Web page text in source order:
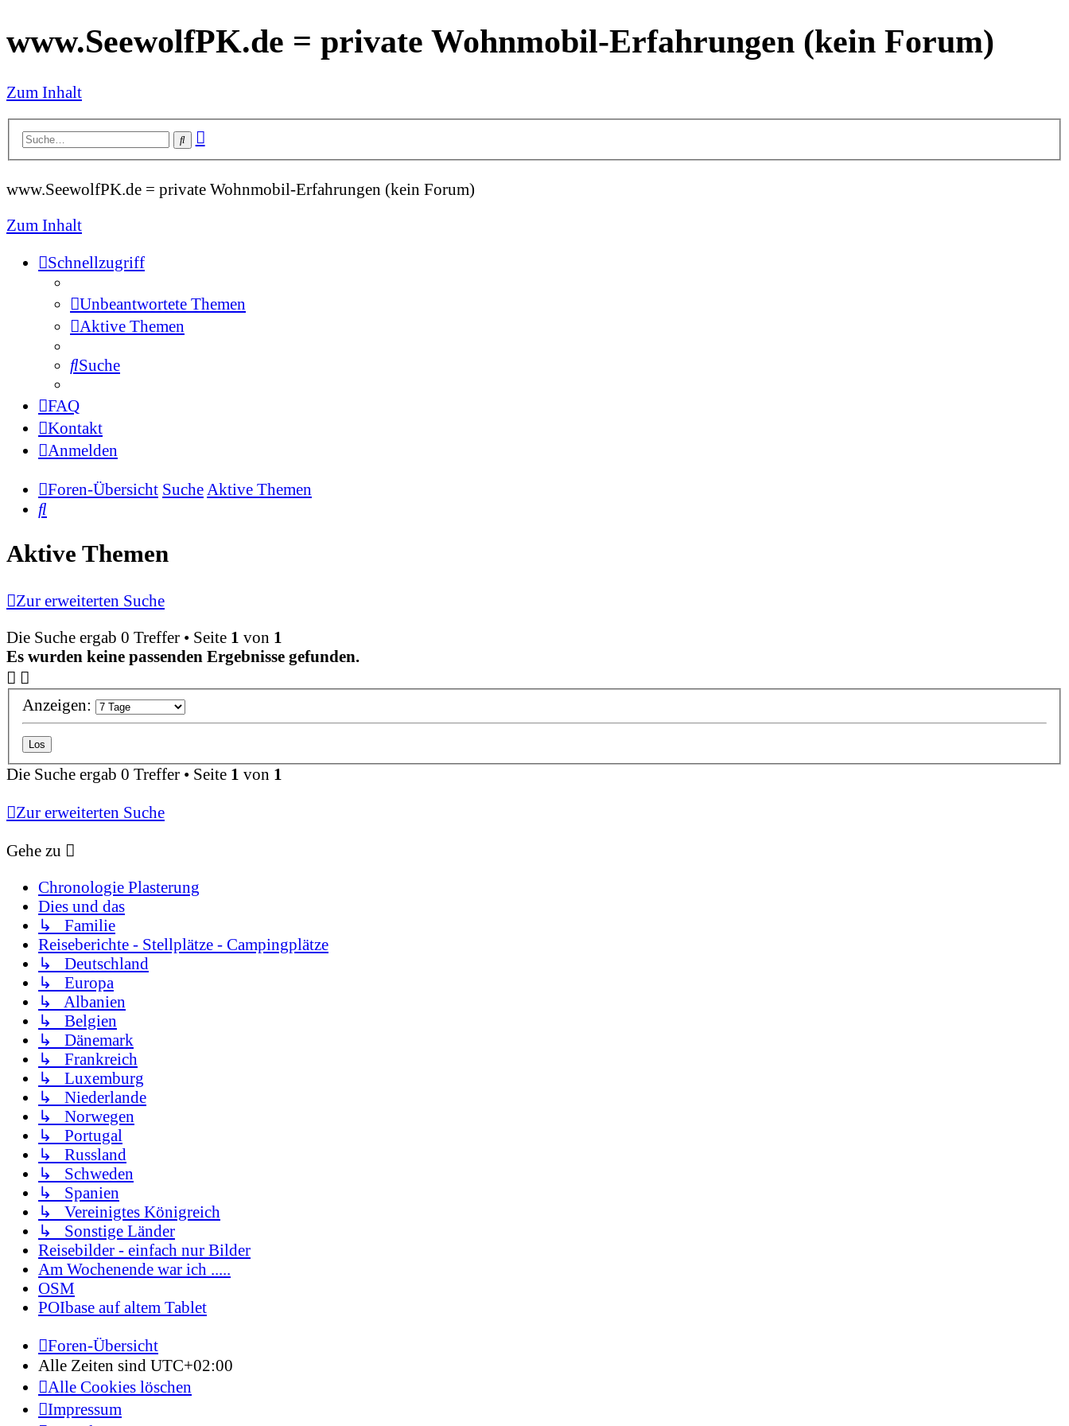
www.SeewolfPK.de = private Wohnmobil-Erfahrungen (kein Forum)
Zum Inhalt
SucheErweiterte
www.SeewolfPK.de = private Wohnmobil-Erfahrungen (kein Forum)
Zum Inhalt
Schnellzugriff
Unbeantwortete Themen
Aktive Themen
Suche
FAQ
Kontakt
Anmelden
Foren-Übersicht Suche Aktive Themen
Aktive Themen
Zur erweiterten Suche
Die Suche ergab 0 Treffer • Seite 1 von 1
Es wurden keine passenden Ergebnisse gefunden.
Anzeigen:
Die Suche ergab 0 Treffer • Seite 1 von 1
Zur erweiterten Suche
Gehe zu
Chronologie Plasterung
Dies und das
↳ Familie
Reiseberichte - Stellplätze - Campingplätze
↳ Deutschland
↳ Europa
↳ Albanien
↳ Belgien
↳ Dänemark
↳ Frankreich
↳ Luxemburg
↳ Niederlande
↳ Norwegen
↳ Portugal
↳ Russland
↳ Schweden
↳ Spanien
↳ Vereinigtes Königreich
↳ Sonstige Länder
Reisebilder - einfach nur Bilder
Am Wochenende war ich .....
OSM
POIbase auf altem Tablet
Foren-Übersicht
Alle Zeiten sind UTC+02:00
Alle Cookies löschen
Impressum